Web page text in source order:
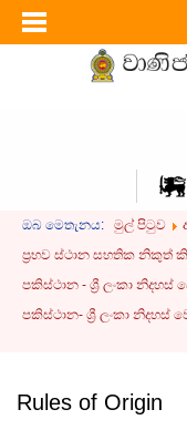
ඔබ මෙතැනය: මුල් පිටුව
ප්‍රභව ස්ථාන සහතික නිකුත්
පකිස්ථාන - ශ්‍රී ලංකා නිදහස්
පකිස්ථාන- ශ්‍රී ලංකා නිදහස්
Rules of Origin